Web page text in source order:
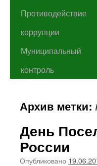
Противодействие
коррупции
Муниципальный
контроль
Архив метки:
День
России
Опубликовано